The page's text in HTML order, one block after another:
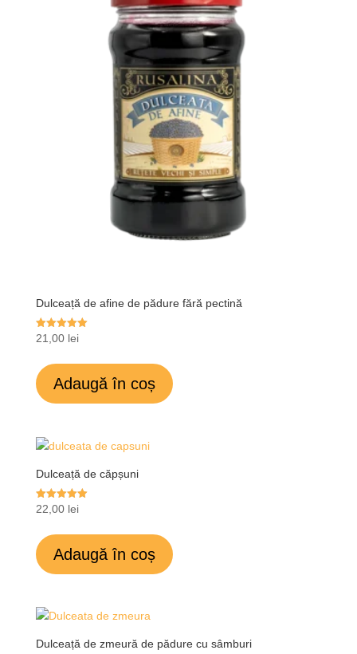
Dulceață de afine de pădure fără pectină
Evaluat la
5.00
21,00 lei
Adaugă în coș
Dulceață de căpșuni
Evaluat la
5.00
22,00 lei
Adaugă în coș
Dulceață de zmeură de pădure cu sâmburi